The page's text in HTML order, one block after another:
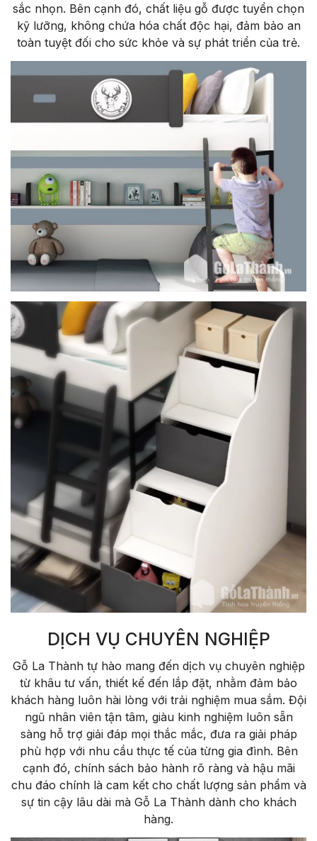
sắc nhọn. Bên cạnh đó, chất liệu gỗ được tuyển chọn
kỹ lưỡng, không chứa hóa chất độc hại, đảm bảo an
toàn tuyệt đối cho sức khỏe và sự phát triển của trẻ.
DỊCH VỤ CHUYÊN NGHIỆP
Gỗ La Thành tự hào mang đến dịch vụ chuyên nghiệp
từ khâu tư vấn, thiết kế đến lắp đặt, nhằm đảm bảo
khách hàng luôn hài lòng với trải nghiệm mua sắm. Đội
ngũ nhân viên tận tâm, giàu kinh nghiệm luôn sẵn
sàng hỗ trợ giải đáp mọi thắc mắc, đưa ra giải pháp
phù hợp với nhu cầu thực tế của từng gia đình. Bên
cạnh đó, chính sách bảo hành rõ ràng và hậu mãi
chu đáo chính là cam kết cho chất lượng sản phẩm và
sự tin cậy lâu dài mà Gỗ La Thành dành cho khách
hàng.